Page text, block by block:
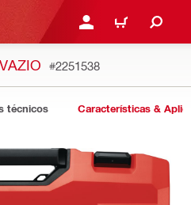
ENTRAR OU REGISTAR
CARRINHO
#2251538
técnicos Características &